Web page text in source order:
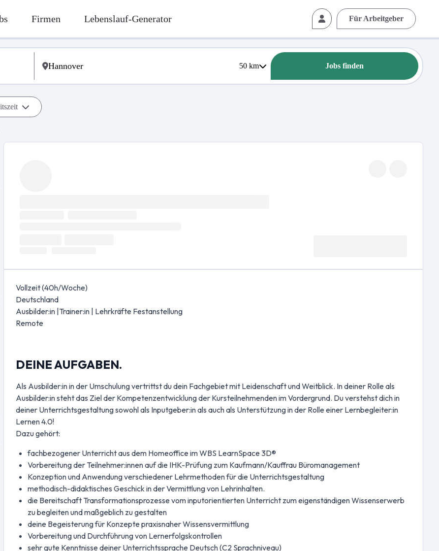
Firmen Lebenslauf-Generator Für Arbeitgeber
50km Jobs finden